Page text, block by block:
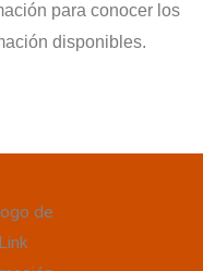
para conocer los
disponibles.